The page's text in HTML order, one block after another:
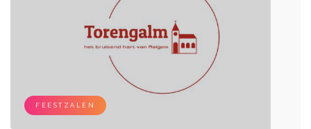
Seminarieruimte
Live bands
Eventplanners
Weddingplanners
FEESTZALEN